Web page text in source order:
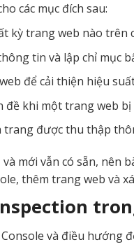
các mục đích sau:
kỳ trang web nào trên
tin và lập chỉ mục
để cải thiện hiệu
đề khi một trang web
trang được thu thập
và mới vẫn có sẵn,
thêm trang web và
và điều hướng